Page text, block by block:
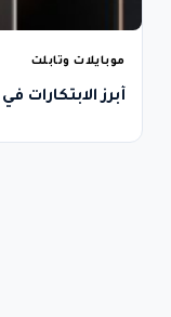
موبايلات وتابلت
أبرز الابتكارات